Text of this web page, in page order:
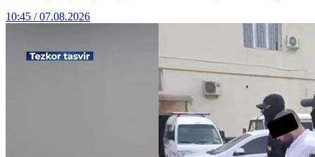
10:45 / 07.08.2026